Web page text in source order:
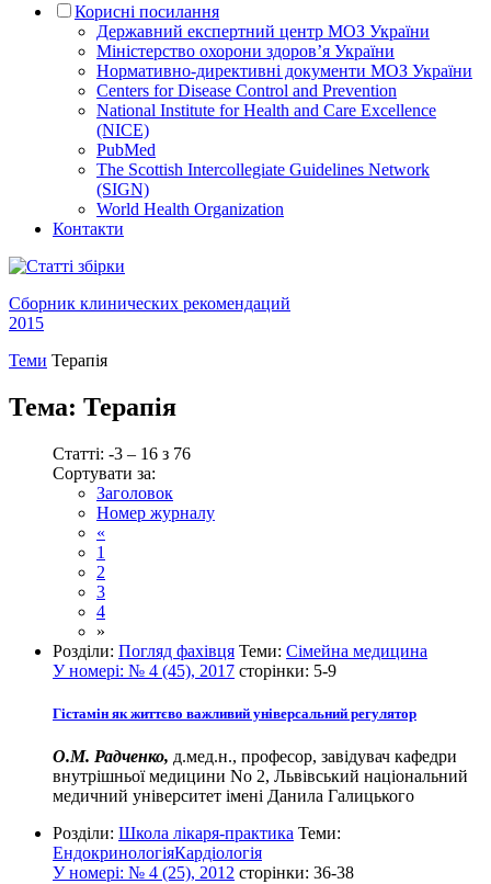
Корисні посилання
Державний експертний центр МОЗ України
Міністерство охорони здоров’я України
Нормативно-директивні документи МОЗ України
Centers for Disease Control and Prevention
National Institute for Health and Care Excellence
(NICE)
PubMed
The Scottish Intercollegiate Guidelines Network
(SIGN)
World Health Organization
Контакти
Сборник клинических рекомендаций
2015
Теми Терапія
Тема: Терапія
Статті: -3 – 16 з 76
Сортувати за:
Заголовок
Номер журналу
«
1
2
3
4
»
Розділи: Погляд фахівця Теми: Сімейна медицина
У номері: № 4 (45), 2017 сторінки: 5-9
Гістамін як життєво важливий універсальний регулятор
О.М. Радченко, д.мед.н., професор, завідувач кафедри
внутрішньої медицини No 2, Львівський національний
медичний університет імені Данила Галицького
Розділи: Школа лікаря-практика Теми:
ЕндокринологіяКардіологія
У номері: № 4 (25), 2012 сторінки: 36-38